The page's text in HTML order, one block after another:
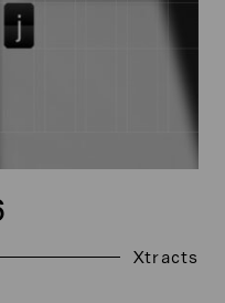
Xtracts